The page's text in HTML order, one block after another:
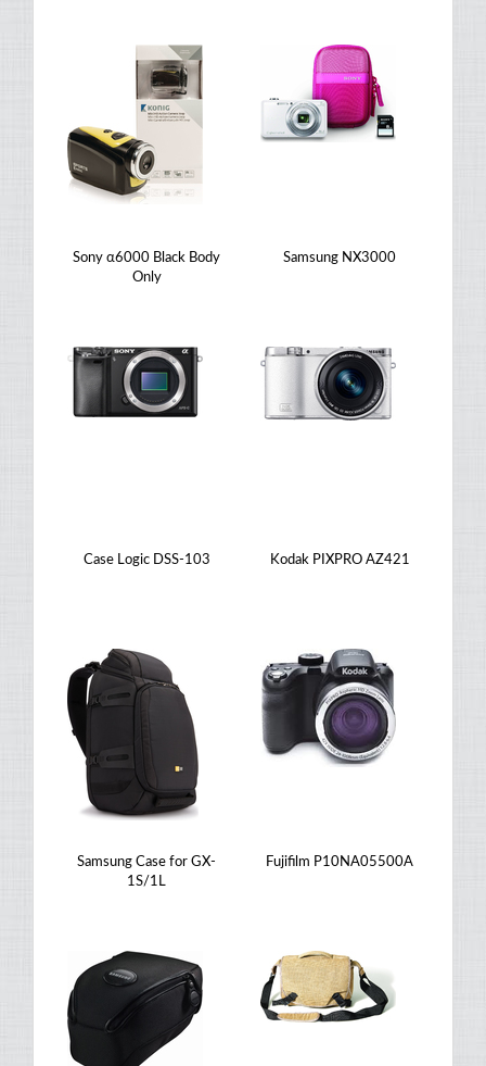
Sony α6000 Black Body
Only
Samsung NX3000
Case Logic DSS-103 Kodak PIXPRO AZ421
Samsung Case for GX-
1S/1L
Fujifilm P10NA05500A